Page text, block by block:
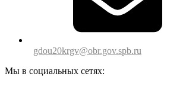
gdou20krgv@obr.gov.spb.ru
Мы в социальных сетях: